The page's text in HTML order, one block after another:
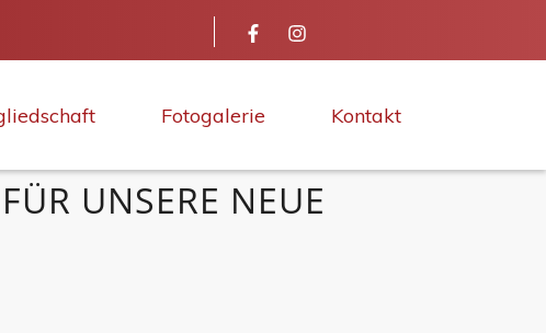
Fotogalerie Kontakt
UNSERE NEUE